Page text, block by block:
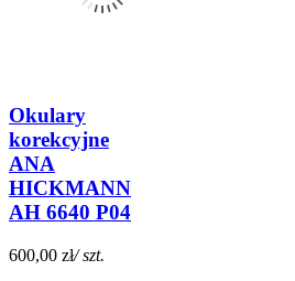
Okulary
korekcyjne
ANA
HICKMANN
AH 6640 P04
600,00 zł/ szt.